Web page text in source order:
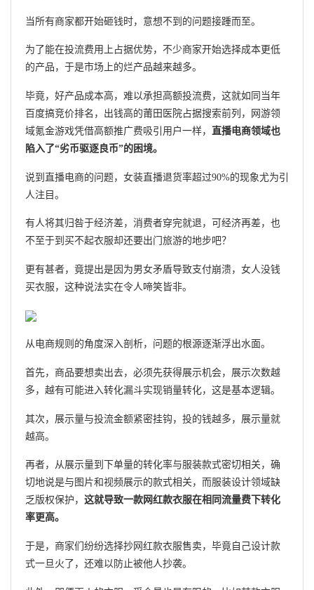
当所有商家都开始砸钱时，意想不到的问题接踵而至。
为了能在投流费用上占据优势，不少商家开始选择成本更低
的产品，于是市场上的烂产品越来越多。
毕竟，好产品成本高，难以承担高额投流费，这就如同当年
百度搞竞价排名，出钱高的莆田医院占据搜索前列，网游领
域氪金游戏凭借高额推广费吸引用户一样，
直播电商领域也
陷入了“劣币驱逐良币”的困境。
说到直播电商的问题，女装直播退货率超过90%的现象尤为引
人注目。
有人将其归咎于经济差，消费者穿完就退，可经济再差，也
不至于到买不起衣服却还要出门旅游的地步吧？
更有甚者，竟提出是因为男女矛盾导致支付崩溃，女人没钱
买衣服，这种说法实在令人啼笑皆非。
从电商规则的角度深入剖析，问题的根源逐渐浮出水面。
首先，商品要想卖出去，必须先获得展示机会，展示次数越
多，越有可能进入转化漏斗实现销量转化，这是基本逻辑。
其次，展示量与投流金额紧密挂钩，投的钱越多，展示量就
越高。
再者，从展示量到下单量的转化率与服装款式密切相关，确
切地说是与图片和视频展示的款式相关，而服装设计领域缺
乏版权保护， 这就导致一款网红款衣服在相同流量费下转化
率更高。
于是，商家们纷纷选择抄网红款衣服售卖，毕竟自己设计款
式一旦火了，还难以防止被他人抄袭。